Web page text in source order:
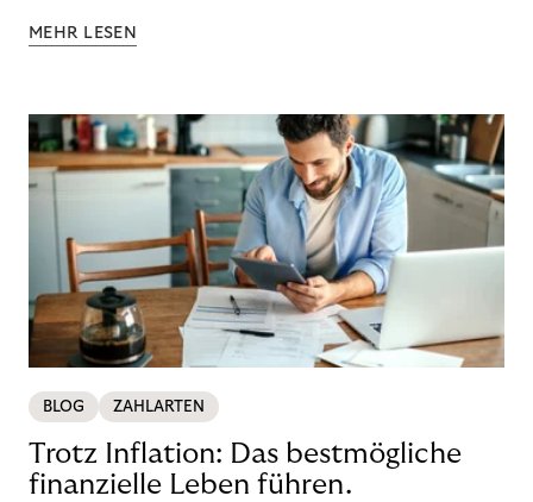
MEHR LESEN
BLOG ZAHLARTEN
Trotz Inflation: Das bestmögliche
finanzielle Leben führen.